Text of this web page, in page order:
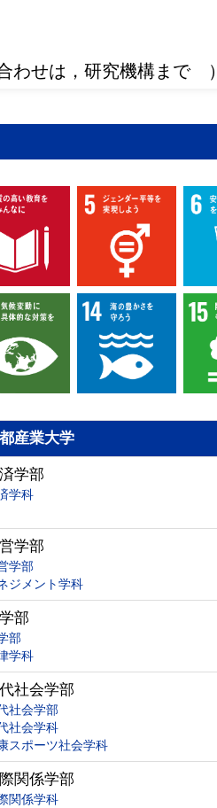
わせは，研究機構まで ）
産業大学
学部
学科
学部
学部
ジメント学科
部
部
学科
社会学部
社会学部
社会学科
スポーツ社会学科
関係学部
関係学科